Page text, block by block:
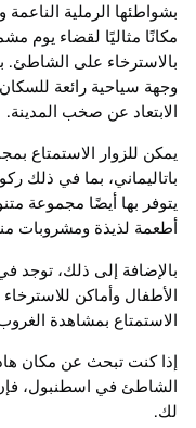
بشواطئها الرملية الناعمة
مكانًا مثاليًا لقضاء
بالاسترخاء على الشاطئ.
وجهة سياحية رائعة
الابتعاد عن صخب المدينة.
يمكن للزوار الاستمتاع
باتاليماني، بما في ذلك
يتوفر بها أيضًا مجموعة
أطعمة لذيذة ومشروبات
بالإضافة إلى ذلك،
الأطفال وأماكن
الاستمتاع بمشاهدة
إذا كنت تبحث عن مكان
الشاطئ في اسطنبول، فإن
لك.